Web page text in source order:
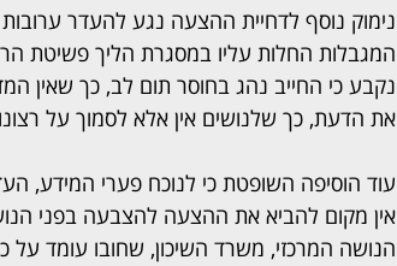
נימוק נוסף לדחיית ההצעה נגע להעדר
המגבלות החלות עליו במסגרת הליך פשיטת
נקבע כי החייב נהג בחוסר תום לב, כך שאין
את הדעת, כך שלנושים אין אלא לסמוך על
עוד הוסיפה השופטת כי לנוכח פערי המידע,
אין מקום להביא את ההצעה להצבעה בפני
הנושה המרכזי, משרד השיכון, שחובו עומד על כ–64 מיליון שקל, מתנגד